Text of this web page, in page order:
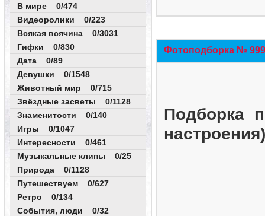
В мире 0/474
Видеоролики 0/223
Всякая всячина 0/3031
Гифки 0/830
Дата 0/89
Девушки 0/1548
Животный мир 0/715
Звёздные засветы 0/1128
Знаменитости 0/140
Игры 0/1047
Интересности 0/461
Музыкальные клипы 0/25
Природа 0/1128
Путешествуем 0/627
Ретро 0/134
События, люди 0/32
Фотоподборка №
Подборка